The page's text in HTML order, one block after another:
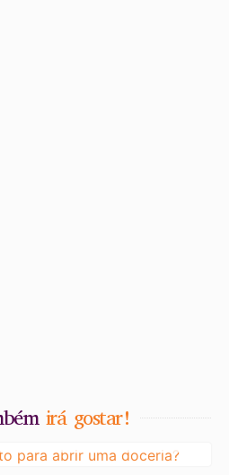
irá gostar!
para abrir uma
Melhor e Sentir Menos